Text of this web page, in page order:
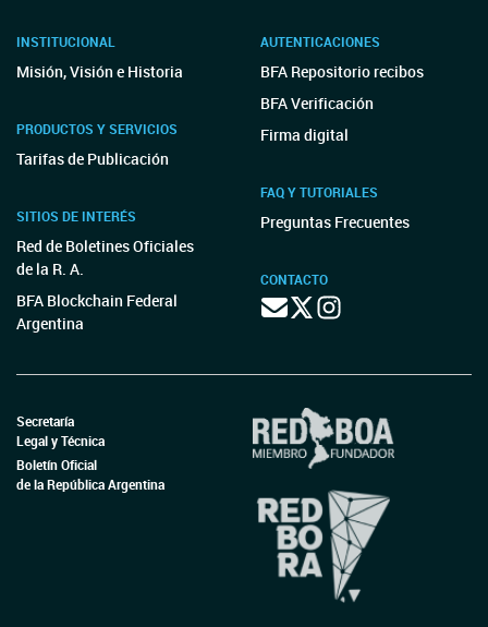
INSTITUCIONAL
Misión, Visión e Historia
PRODUCTOS Y SERVICIOS
Tarifas de Publicación
SITIOS DE INTERÉS
Red de Boletines Oficiales
de la R. A.
BFA Blockchain Federal
Argentina
AUTENTICACIONES
BFA Repositorio recibos
BFA Verificación
Firma digital
FAQ Y TUTORIALES
Preguntas Frecuentes
CONTACTO
Secretaría
Legal y Técnica
Boletín Oficial
de la República Argentina